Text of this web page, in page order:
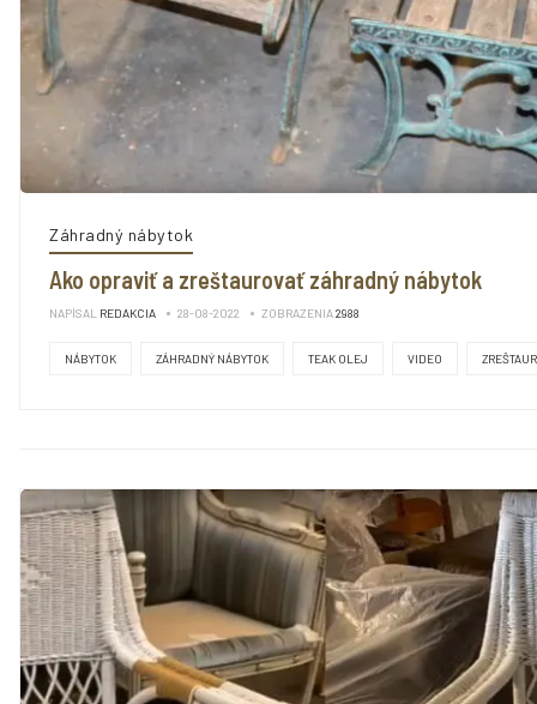
Záhradný nábytok
Ako opraviť a zreštaurovať záhradný nábytok
NAPÍSAL REDAKCIA 28-08-2022 ZOBRAZENIA2988
NÁBYTOK ZÁHRADNÝ NÁBYTOK TEAK OLEJ VIDEO